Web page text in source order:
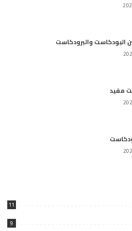
البودكاست والبرودكاست
مفيد
11
9